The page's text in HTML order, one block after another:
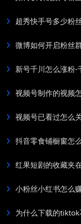
超秀快手号多少粉
微博如何开启粉丝
新号千川怎么涨粉-
视频号制作的视频
视频号已看过怎么
抖音零食铺橱窗怎
红果短剧的收藏夹
小粉丝小红书怎么
为什么下载的tiktok